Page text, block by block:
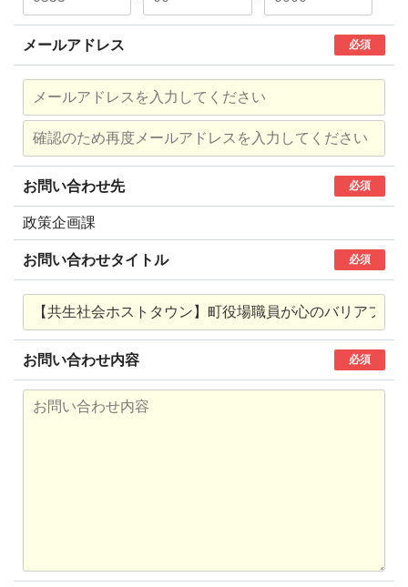
メールアドレス 必須
お問い合わせ先 必須
政策企画課
お問い合わせタイトル 必須
お問い合わせ内容 必須